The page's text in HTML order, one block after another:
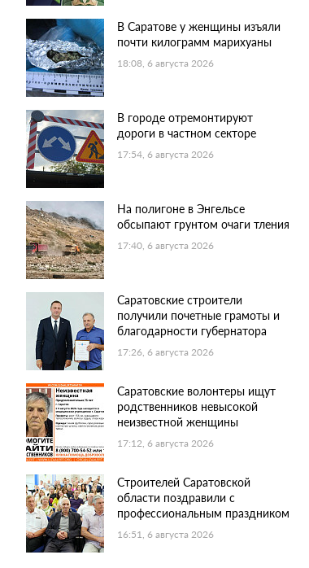
В Саратове у женщины изъяли
почти килограмм марихуаны
18:08, 6 августа 2026
В городе отремонтируют
дороги в частном секторе
17:54, 6 августа 2026
На полигоне в Энгельсе
обсыпают грунтом очаги тления
17:40, 6 августа 2026
Саратовские строители
получили почетные грамоты и
благодарности губернатора
17:26, 6 августа 2026
Саратовские волонтеры ищут
родственников невысокой
неизвестной женщины
17:12, 6 августа 2026
Строителей Саратовской
области поздравили с
профессиональным праздником
16:51, 6 августа 2026